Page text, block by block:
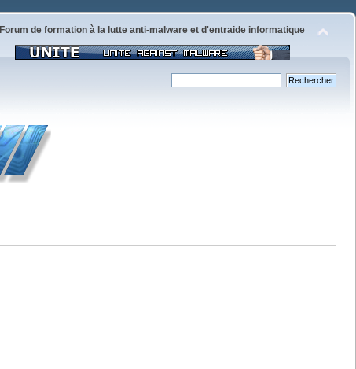
Forum de formation à la lutte anti-malware et d'entraide informatique